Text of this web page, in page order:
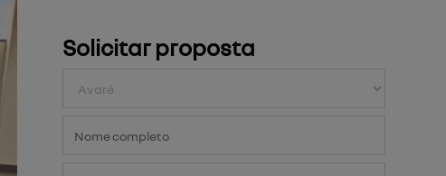
Solicitar proposta